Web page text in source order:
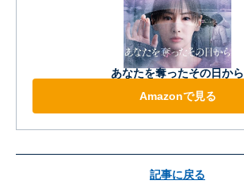
あなたを奪ったその日から
Amazonで見る
記事に戻る